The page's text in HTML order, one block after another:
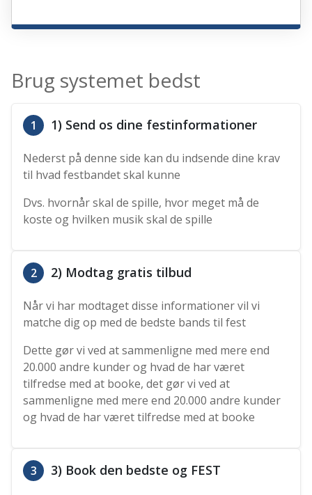
Brug systemet bedst
1 1) Send os dine festinformationer
Nederst på denne side kan du indsende dine krav
til hvad festbandet skal kunne
Dvs. hvornår skal de spille, hvor meget må de
koste og hvilken musik skal de spille
2 2) Modtag gratis tilbud
Når vi har modtaget disse informationer vil vi
matche dig op med de bedste bands til fest
Dette gør vi ved at sammenligne med mere end
20.000 andre kunder og hvad de har været
tilfredse med at booke, det gør vi ved at
sammenligne med mere end 20.000 andre kunder
og hvad de har været tilfredse med at booke
3 3) Book den bedste og FEST